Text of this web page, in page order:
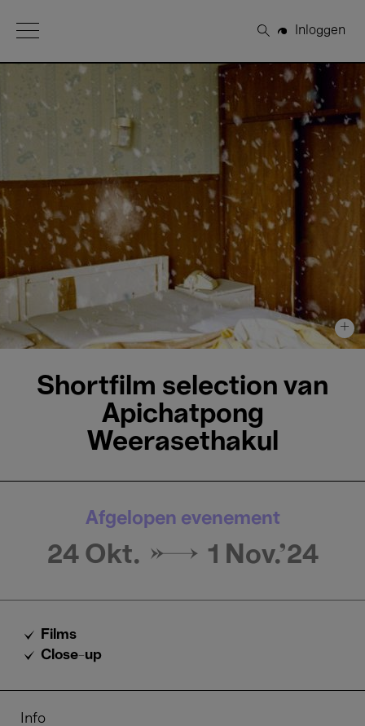
Open Menu
Zoeken
Inloggen
+
Shortfilm selection van
Apichatpong
Weerasethakul
Afgelopen evenement
24 Okt. → 1 Nov.'24
Films
Close-up
Info